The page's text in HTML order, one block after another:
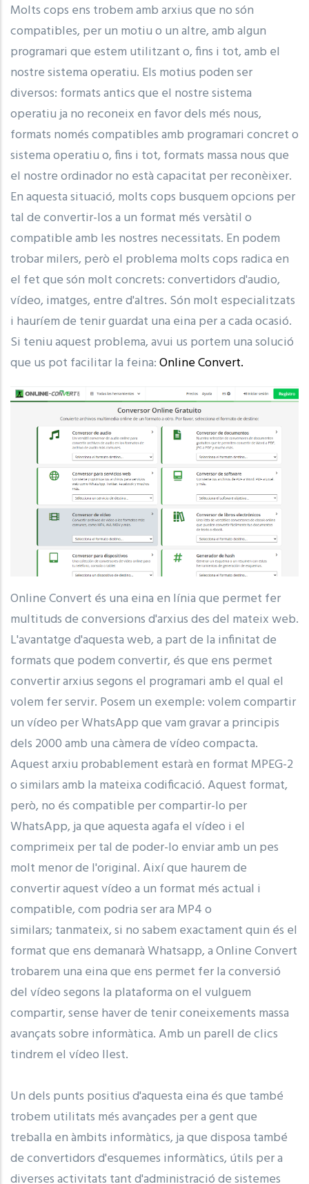
Molts cops ens trobem amb arxius que no són
compatibles, per un motiu o un altre, amb algun
programari que estem utilitzant o, fins i tot, amb el
nostre sistema operatiu. Els motius poden ser
diversos: formats antics que el nostre sistema
operatiu ja no reconeix en favor dels més nous,
formats només compatibles amb programari concret o
sistema operatiu o, fins i tot, formats massa nous que
el nostre ordinador no està capacitat per reconèixer.
En aquesta situació, molts cops busquem opcions per
tal de convertir-los a un format més versàtil o
compatible amb les nostres necessitats. En podem
trobar milers, però el problema molts cops radica en
el fet que són molt concrets: convertidors d'audio,
vídeo, imatges, entre d'altres. Són molt especialitzats
i hauríem de tenir guardat una eina per a cada ocasió.
Si teniu aquest problema, avui us portem una solució
que us pot facilitar la feina:Online Convert.
Online Convert és una eina en línia que permet fer
multituds de conversions d'arxius des del mateix web.
L'avantatge d'aquesta web, a part de la infinitat de
formats que podem convertir, és que ens permet
convertir arxius segons el programari amb el qual el
volem fer servir. Posem un exemple: volem compartir
un vídeo per WhatsApp que vam gravar a principis
dels 2000 amb una càmera de vídeo compacta.
Aquest arxiu probablement estarà en format MPEG-2
o similars amb la mateixa codificació. Aquest format,
però, no és compatible per compartir-lo per
WhatsApp, ja que aquesta agafa el vídeo i el
comprimeix per tal de poder-lo enviar amb un pes
molt menor de l'original. Així que haurem de
convertir aquest vídeo a un format més actual i
compatible, com podria ser ara MP4 o
similars; tanmateix, si no sabem exactament quin és el
format que ens demanarà Whatsapp, a Online Convert
trobarem una eina que ens permet fer la conversió
del vídeo segons la plataforma on el vulguem
compartir, sense haver de tenir coneixements massa
avançats sobre informàtica. Amb un parell de clics
tindrem el vídeo llest.
Un dels punts positius d'aquesta eina és que també
trobem utilitats més avançades per a gent que
treballa en àmbits informàtics, ja que disposa també
de convertidors d'esquemes informàtics, útils per a
diverses activitats tant d'administració de sistemes